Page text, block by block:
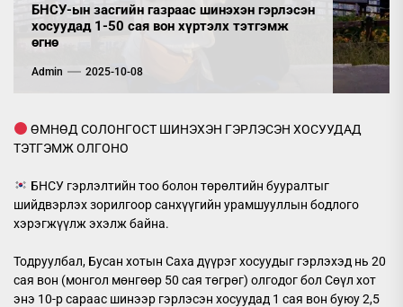
БНСУ-ын засгийн газраас шинэхэн гэрлэсэн
хосуудад 1-50 сая вон хүртэлх тэтгэмж
өгнө
Admin 2025-10-08
ӨМНӨД СОЛОНГОСТ ШИНЭХЭН ГЭРЛЭСЭН ХОСУУДАД
ТЭТГЭМЖ ОЛГОНО
БНСУ гэрлэлтийн тоо болон төрөлтийн бууралтыг
шийдвэрлэх зорилгоор санхүүгийн урамшууллын бодлого
хэрэгжүүлж эхэлж байна.
Тодруулбал, Бусан хотын Саха дүүрэг хосуудыг гэрлэхэд нь 20
сая вон (монгол мөнгөөр 50 сая төгрөг) олгодог бол Сөүл хот
энэ 10-р сараас шинээр гэрлэсэн хосуудад 1 сая вон буюу 2,5